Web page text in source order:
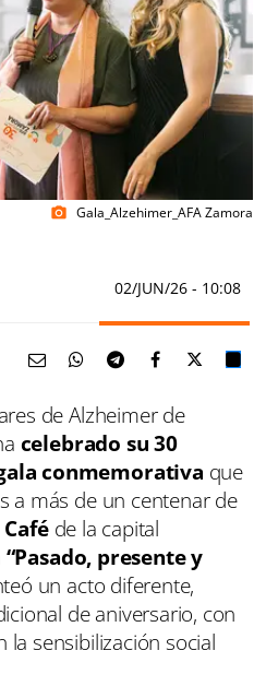
photo_camera Gala_Alzehimer_AFA Zamora
02/JUN/26 - 10:08
de Alzheimer de
celebrado su 30
conmemorativa que
a más de un centenar de
de la capital
“Pasado, presente y
un acto diferente,
de aniversario, con
sensibilización social